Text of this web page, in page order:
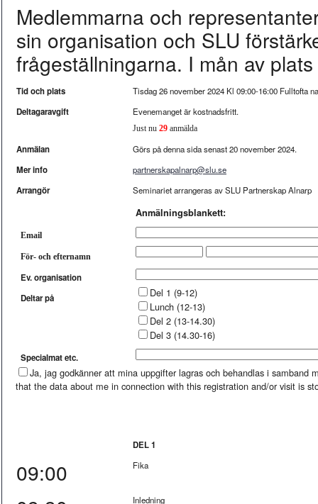
Medlemmarna och
sin organisation och SLU
frågeställningarna. I mån av
Tid och plats Tisdag 26 november 2024 Kl 09:00-16:00 Fulltofta
Deltagaravgift Evenemanget är kostnadsfritt.
Just nu 29 anmälda
Anmälan Görs på denna sida senast 20 november 2024.
Mer info partnerskapalnarp@slu.se
Arrangör Seminariet arrangeras av SLU Partnerskap Alnarp
Anmälningsblankett:
Email
För- och efternamn
Ev. organisation
Deltar på
Del 1 (9-12)
Lunch (12-13)
Del 2 (13-14.30)
Del 3 (14.30-16)
Specialmat etc.
Ja, jag godkänner att mina uppgifter lagras och behandlas i samband
that the data about me in connection with this registration and/or visit is
DEL 1
09:00 Fika
Inledning